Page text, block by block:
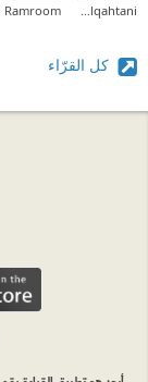
Ramroom
كل القرّاء